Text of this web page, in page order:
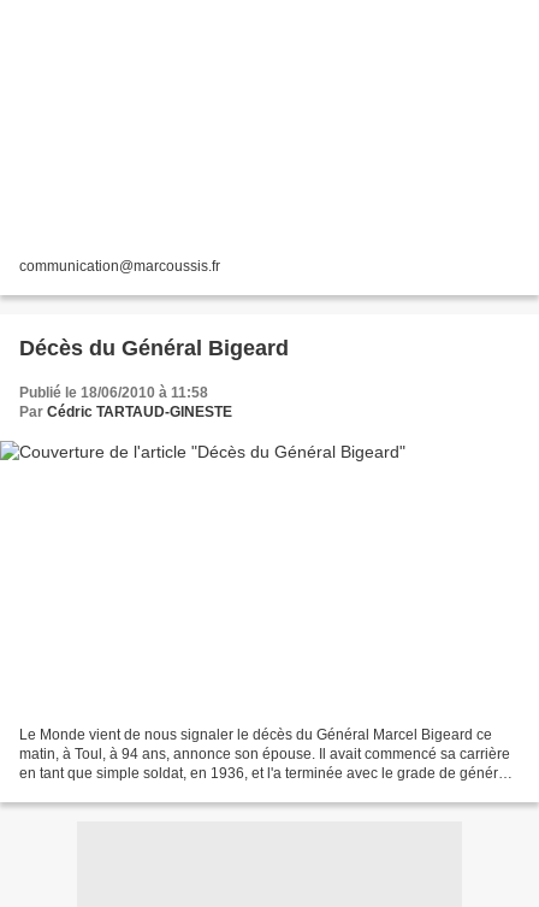
communication@marcoussis.fr
Décès du Général Bigeard
Publié le 18/06/2010 à 11:58
Par Cédric TARTAUD-GINESTE
Le Monde vient de nous signaler le décès du Général Marcel Bigeard ce
matin, à Toul, à 94 ans, annonce son épouse. Il avait commencé sa carrière
en tant que simple soldat, en 1936, et l'a terminée avec le grade de général